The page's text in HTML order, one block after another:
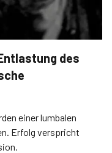
des
einer lumbalen
Erfolg verspricht